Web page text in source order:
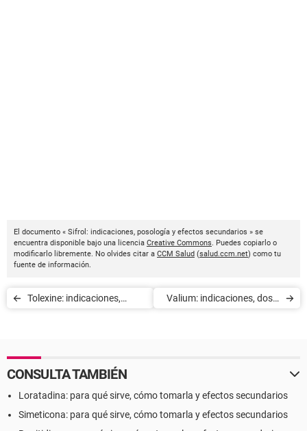
El documento « Sifrol: indicaciones, posología y efectos secundarios » se
encuentra disponible bajo una licencia Creative Commons. Puedes copiarlo o
modificarlo libremente. No olvides citar a CCM Salud (salud.ccm.net) como tu
fuente de información.
Tolexine: indicaciones,
Valium: indicaciones, dosis
CONSULTA TAMBIÉN
Loratadina: para qué sirve, cómo tomarla y efectos secundarios
Simeticona: para qué sirve, cómo tomarla y efectos secundarios